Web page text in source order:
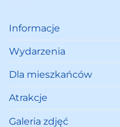
Informacje
Wydarzenia
Dla mieszkańców
Atrakcje
Galeria zdjęć